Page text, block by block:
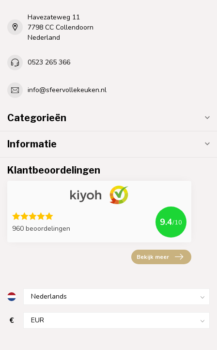
Havezateweg 11
7798 CC Collendoorn
Nederland
0523 265 366
info@sfeervollekeuken.nl
Categorieën
Informatie
Klantbeoordelingen
960 beoordelingen
9.4/10
Bekijk meer
€